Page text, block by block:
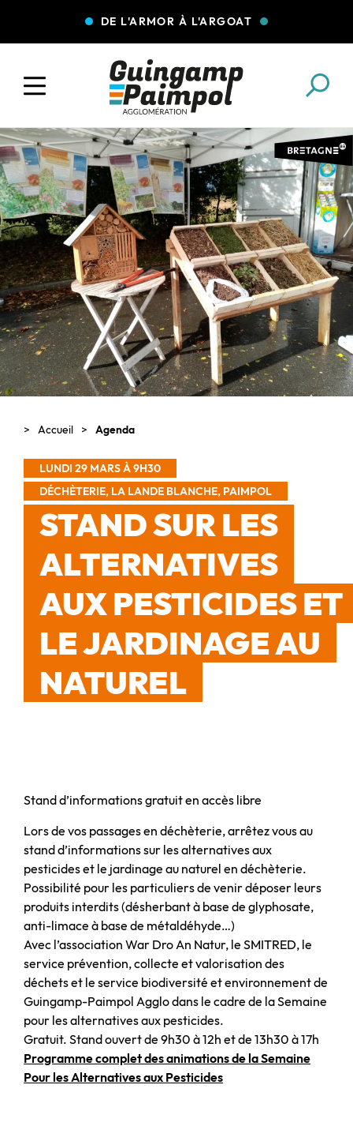
DE L'ARMOR À L'ARGOAT
COLLECTE DES DÉCHETS EAU ET ASSAINISSEMENT
ENFANCE JEUNESSE L'AGGLO' RECRUTE
ASSOCIATIONS PISCINES
Accueil Agenda
LUNDI 29 MARS À 9H30
DÉCHÈTERIE, LA LANDE BLANCHE, PAIMPOL
STAND SUR LES
ALTERNATIVES
AUX PESTICIDES ET
LE JARDINAGE AU
NATUREL
Stand d’informations gratuit en accès libre
Lors de vos passages en déchèterie, arrêtez vous au
stand d’informations sur les alternatives aux
pesticides et le jardinage au naturel en déchèterie.
Possibilité pour les particuliers de venir déposer leurs
produits interdits (désherbant à base de glyphosate,
anti-limace à base de métaldéhyde…)
Avec l’association War Dro An Natur, le SMITRED, le
service prévention, collecte et valorisation des
déchets et le service biodiversité et environnement de
Guingamp-Paimpol Agglo dans le cadre de la Semaine
pour les alternatives aux pesticides.
Gratuit. Stand ouvert de 9h30 à 12h et de 13h30 à 17h
Programme complet des animations de la Semaine
Pour les Alternatives aux Pesticides